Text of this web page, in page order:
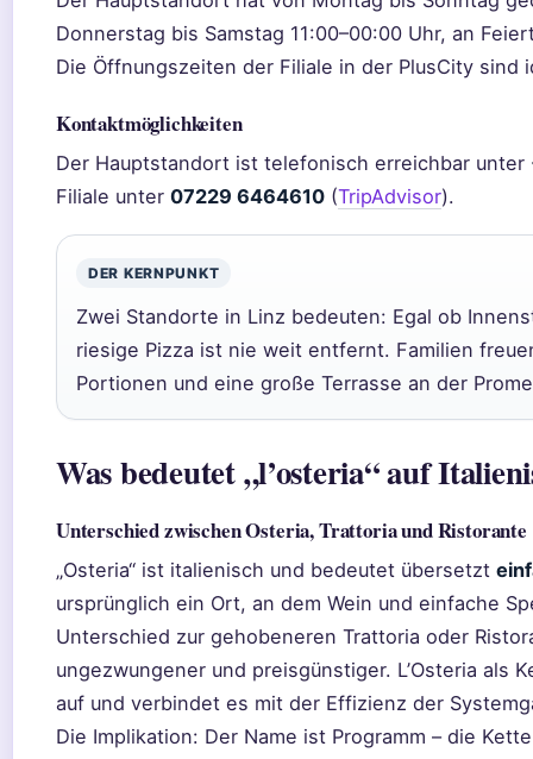
Donnerstag bis Samstag 11:00–00:00 Uhr, an
Die Öffnungszeiten der Filiale in der PlusCity sind
Kontaktmöglichkeiten
Der Hauptstandort ist telefonisch erreichbar unter
Filiale unter 07229 6464610 (TripAdvisor).
DER KERNPUNKT
Zwei Standorte in Linz bedeuten: Egal ob
riesige Pizza ist nie weit entfernt. Familien
Portionen und eine große Terrasse an der
Was bedeutet „l’osteria“ auf
Unterschied zwischen Osteria, Trattoria und Ristorante
„Osteria“ ist italienisch und bedeutet übersetzt
ursprünglich ein Ort, an dem Wein und einfache
Unterschied zur gehobeneren Trattoria oder
ungezwungener und preisgünstiger. L’Osteria als
auf und verbindet es mit der Effizienz der
Die Implikation: Der Name ist Programm – die